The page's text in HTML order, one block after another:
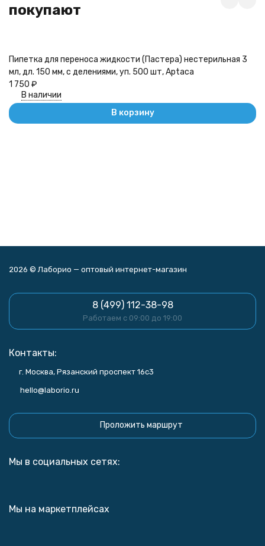
покупают
Пипетка для переноса жидкости (Пастера) нестерильная 3
мл, дл. 150 мм, с делениями, уп. 500 шт, Aptaca
1 750 ₽
В наличии
В корзину
2026 © Лаборио — оптовый интернет-магазин
8 (499) 112-38-98
Работаем с 09:00 до 19:00
Контакты:
г. Москва, Рязанский проспект 16с3
hello@laborio.ru
Проложить маршрут
Мы в социальных сетях:
Мы на маркетплейсах